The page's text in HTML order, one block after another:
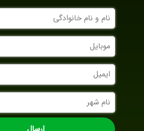
نام
و
نام
خانوادگی
موبایل
ایمیل
نام
شهر